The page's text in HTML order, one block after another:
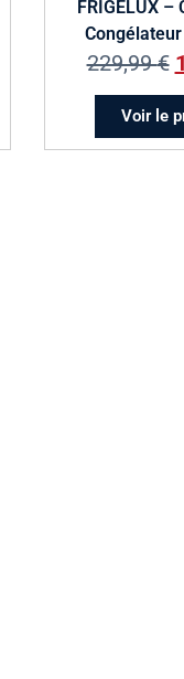
FRIGELUX –
229,99€
Voir le